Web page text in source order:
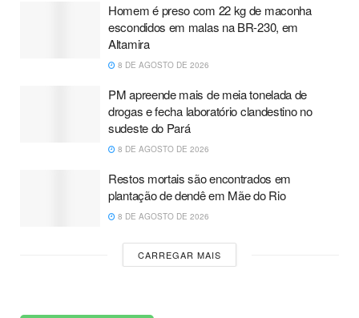
Homem é preso com 22 kg de maconha
escondidos em malas na BR-230, em
Altamira
8 DE AGOSTO DE 2026
PM apreende mais de meia tonelada de
drogas e fecha laboratório clandestino no
sudeste do Pará
8 DE AGOSTO DE 2026
Restos mortais são encontrados em
plantação de dendê em Mãe do Rio
8 DE AGOSTO DE 2026
CARREGAR MAIS